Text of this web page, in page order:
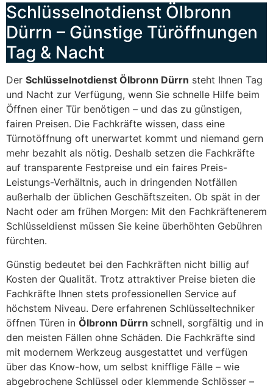
Schlüsselnotdienst Ölbronn
Dürrn – Günstige Türöffnungen
Tag & Nacht
Der Schlüsselnotdienst Ölbronn Dürrn steht Ihnen Tag
und Nacht zur Verfügung, wenn Sie schnelle Hilfe beim
Öffnen einer Tür benötigen – und das zu günstigen,
fairen Preisen. Die Fachkräfte wissen, dass eine
Türnotöffnung oft unerwartet kommt und niemand gern
mehr bezahlt als nötig. Deshalb setzen die Fachkräfte
auf transparente Festpreise und ein faires Preis-
Leistungs-Verhältnis, auch in dringenden Notfällen
außerhalb der üblichen Geschäftszeiten. Ob spät in der
Nacht oder am frühen Morgen: Mit den Fachkräftenerem
Schlüsseldienst müssen Sie keine überhöhten Gebühren
fürchten.
Günstig bedeutet bei den Fachkräften nicht billig auf
Kosten der Qualität. Trotz attraktiver Preise bieten die
Fachkräfte Ihnen stets professionellen Service auf
höchstem Niveau. Dere erfahrenen Schlüsseltechniker
öffnen Türen in Ölbronn Dürrn schnell, sorgfältig und in
den meisten Fällen ohne Schäden. Die Fachkräfte sind
mit modernem Werkzeug ausgestattet und verfügen
über das Know-how, um selbst knifflige Fälle – wie
abgebrochene Schlüssel oder klemmende Schlösser –